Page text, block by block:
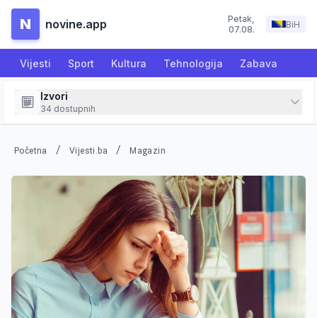
N novine.app Petak,
07.08.
BiH
Vijesti Sport Kultura Tehnologija Zabava
Izvori
34 dostupnih
Početna / Vijesti.ba / Magazin